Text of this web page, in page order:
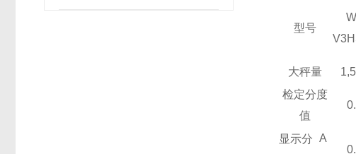
型号
V3
大秤量
检定分度
值
显示分 A